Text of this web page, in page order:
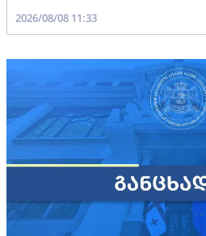
2026/08/08 11:33